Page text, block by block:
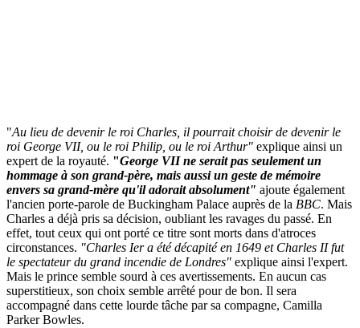
"Au lieu de devenir le roi Charles, il pourrait choisir de devenir le
roi George VII, ou le roi Philip, ou le roi Arthur" explique ainsi un
expert de la royauté. "George VII ne serait pas seulement un
hommage à son grand-père, mais aussi un geste de mémoire
envers sa grand-mère qu'il adorait absolument" ajoute également
l'ancien porte-parole de Buckingham Palace auprès de la BBC. Mais
Charles a déjà pris sa décision, oubliant les ravages du passé. En
effet, tout ceux qui ont porté ce titre sont morts dans d'atroces
circonstances. "Charles Ier a été décapité en 1649 et Charles II fut
le spectateur du grand incendie de Londres" explique ainsi l'expert.
Mais le prince semble sourd à ces avertissements. En aucun cas
superstitieux, son choix semble arrêté pour de bon. Il sera
accompagné dans cette lourde tâche par sa compagne, Camilla
Parker Bowles.